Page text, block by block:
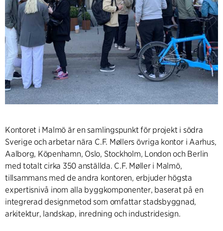
Kontoret i Malmö är en samlingspunkt för projekt i södra
Sverige och arbetar nära C.F. Møllers övriga kontor i Aarhus,
Aalborg, Köpenhamn, Oslo, Stockholm, London och Berlin
med totalt cirka 350 anställda. C.F. Møller i Malmö,
tillsammans med de andra kontoren, erbjuder högsta
expertisnivå inom alla byggkomponenter, baserat på en
integrerad designmetod som omfattar stadsbyggnad,
arkitektur, landskap, inredning och industridesign.